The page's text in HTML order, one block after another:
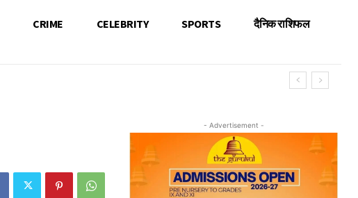
CRIME CELEBRITY SPORTS दैनिक राशिफल
- Advertisement -